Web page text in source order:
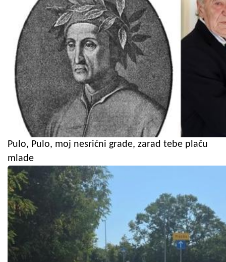
Pulo, Pulo, moj nesrićni grade, zarad tebe plaču
mlade